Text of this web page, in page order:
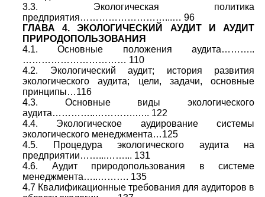
3.3. Экологическая политика
предприятия………………………...… 96
ГЛАВА 4. ЭКОЛОГИЧЕСКИЙ АУДИТ И АУДИТ
ПРИРОДОПОЛЬЗОВАНИЯ
4.1. Основные положения аудита………..
…………………………… 110
4.2. Экологический аудит; история развития
экологического аудита; цели, задачи, основные
принципы…116
4.3. Основные виды экологического
аудита…………..………….….. 122
4.4. Экологическое аудирование системы
экологического менеджмента…125
4.5. Процедура экологического аудита на
предприятии……...……... 131
4.6. Аудит природопользования в системе
менеджмента…..………. 135
4.7 Квалификационные требования для аудиторов в